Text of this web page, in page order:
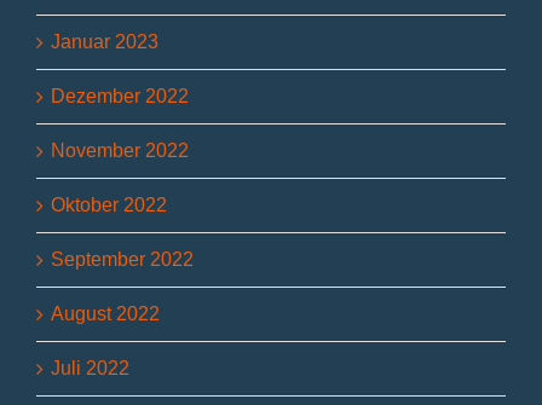
Januar 2023
Dezember 2022
November 2022
Oktober 2022
September 2022
August 2022
Juli 2022